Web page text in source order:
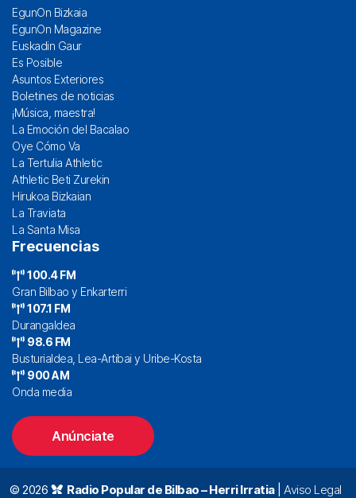
EgunOn Bizkaia
EgunOn Magazine
Euskadin Gaur
Es Posible
Asuntos Exteriores
Boletines de noticias
¡Música, maestra!
La Emoción del Bacalao
Oye Cómo Va
La Tertulia Athletic
Athletic Beti Zurekin
Hirukoa Bizkaian
La Traviata
La Santa Misa
Frecuencias
100.4 FM
Gran Bilbao y Enkarterri
107.1 FM
Durangaldea
98.6 FM
Busturialdea, Lea-Artibai y Uribe-Kosta
900 AM
Onda media
Anúnciate
© 2026 Radio Popular de Bilbao – Herri Irratia| Aviso Legal